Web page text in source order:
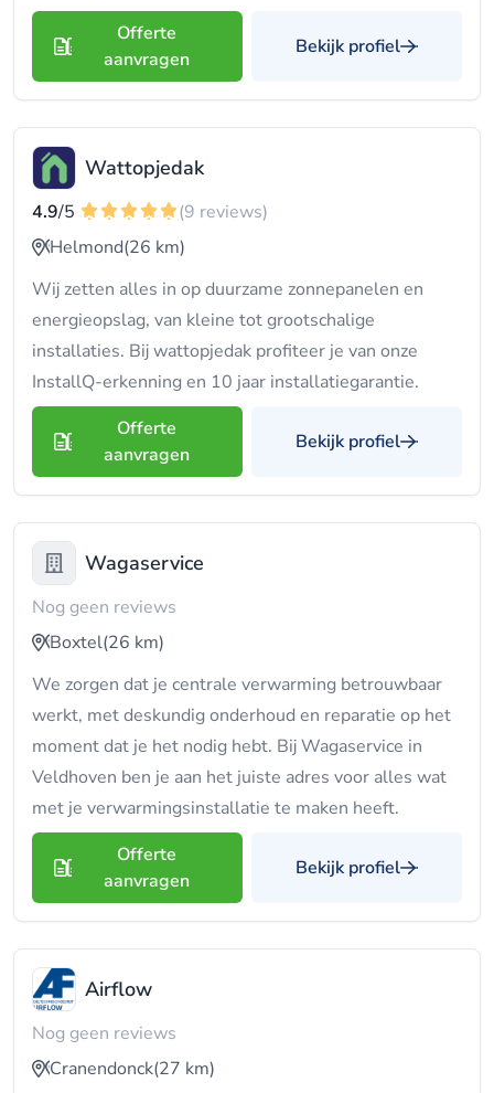
Offerte
aanvragen
Bekijk profiel
Wattopjedak
4.9/5
(9 reviews)
Helmond(26 km)
Wij zetten alles in op duurzame zonnepanelen en
energieopslag, van kleine tot grootschalige
installaties. Bij wattopjedak profiteer je van onze
InstallQ-erkenning en 10 jaar installatiegarantie.
Offerte
aanvragen
Bekijk profiel
Wagaservice
Nog geen reviews
Boxtel(26 km)
We zorgen dat je centrale verwarming betrouwbaar
werkt, met deskundig onderhoud en reparatie op het
moment dat je het nodig hebt. Bij Wagaservice in
Veldhoven ben je aan het juiste adres voor alles wat
met je verwarmingsinstallatie te maken heeft.
Offerte
aanvragen
Bekijk profiel
Airflow
Nog geen reviews
Cranendonck(27 km)